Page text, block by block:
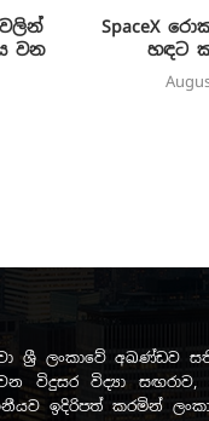
වන
SpaceX
හඳට
ශ්‍රී ලංකාවේ අඛණ්ඩව
විදුසර විද්‍යා සඟරාව,
ඉදිරිපත් කරමින්